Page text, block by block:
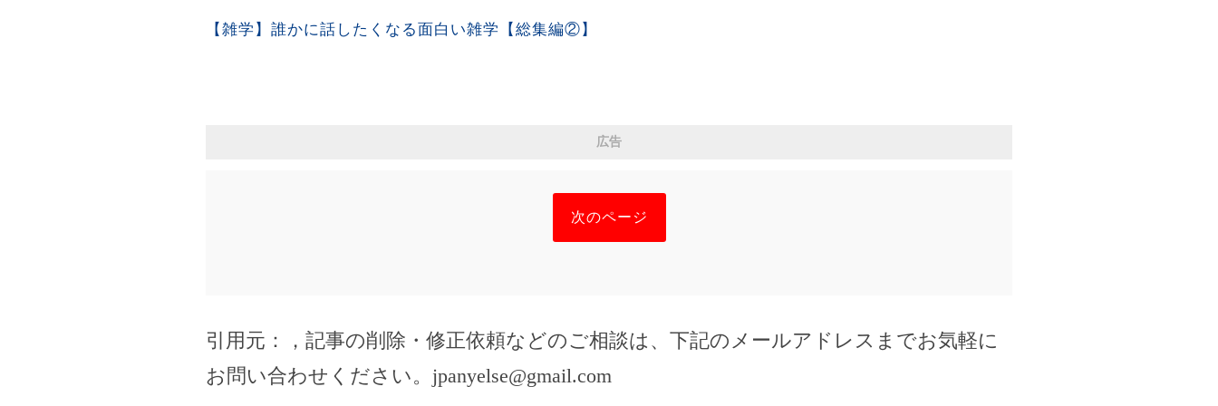
【雑学】誰かに話したくなる面白い雑学【総集編②】
広告
次のページ
引用元：
，記事の削除・修正依頼などのご相談は、下記のメールアドレスまでお気軽に
お問い合わせください。 jpanyelse@gmail.com